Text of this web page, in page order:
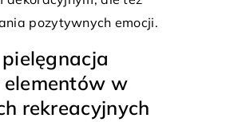
pozytywnych emocji.
w
rekreacyjnych